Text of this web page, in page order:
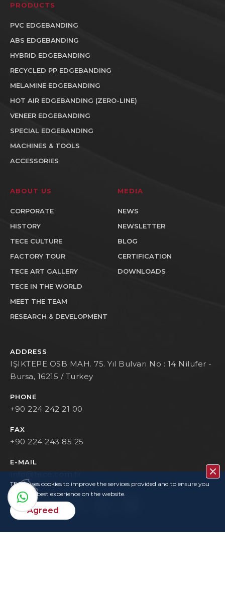
PRODUCTS
PVC EDGEBANDING
ABS EDGEBANDING
HYBRID EDGEBANDING
RECYCLED PP EDGEBANDING
MELAMINE EDGEBANDING
HOT AIR EDGEBANDING (ZERO-LINE)
VENEER EDGEBANDING
SPECIAL EDGEBANDING
MACHINES & TOOLS
ACCESSORIES
ABOUT US
CORPORATE
HISTORY
TECE CULTURE
FACTORY TOUR
TECE ART GALLERY
TECE IN THE WORLD
MEET THE TEAM
RESEARCH & DEVELOPMENT
MEDIA
NEWS
NEWSLETTER
BLOG
CERTIFICATION
DOWNLOADS
ADDRESS
IŞIKTEPE OSB MAH. 75. Yıl Bulvarı No : 14 Nilufer -
Bursa, 16215 / Turkey
PHONE
+90 224 242 21 00
FAX
+90 224 243 85 25
E-MAIL
info@tece.com.tr
TECE uses cookies to improve the services provided and to ensure you
have the best experience on the website.
Agreed